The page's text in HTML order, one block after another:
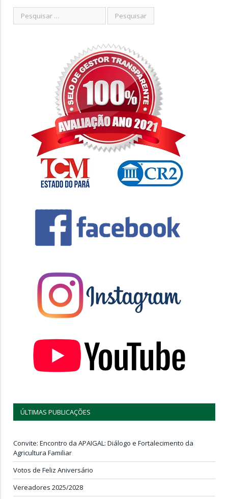
ÚLTIMAS PUBLICAÇÕES
Convite: Encontro da APAIGAL: Diálogo e Fortalecimento da
Agricultura Familiar
Votos de Feliz Aniversário
Vereadores 2025/2028